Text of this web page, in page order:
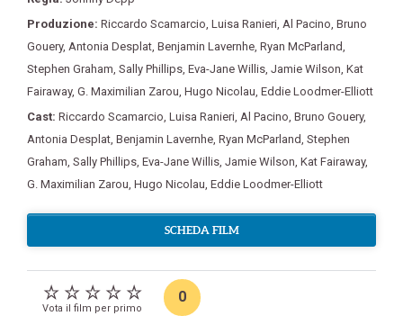
Produzione: Riccardo Scamarcio Luisa Ranieri Al Pacino Bruno
Gouery, Antonia Desplat Benjamin Lavernhe Ryan McParland
Stephen Graham Sally Phillips Eva-Jane Willis Jamie Wilson Kat
Fairaway, G. Maximilian Zarou Hugo Nicolau Eddie Loodmer-Elliott
Cast: Riccardo Scamarcio Luisa Ranieri Al Pacino Bruno Gouery,
Antonia Desplat Benjamin Lavernhe Ryan McParland Stephen
Graham Sally Phillips Eva-Jane Willis Jamie Wilson Kat Fairaway,
G. Maximilian Zarou Hugo Nicolau Eddie Loodmer-Elliott
SCHEDA FILM
Vota il film per primo
0